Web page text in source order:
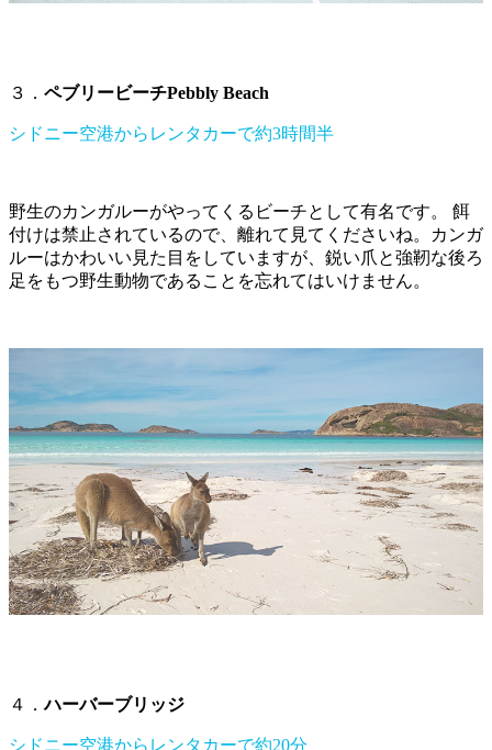
３． ペブリービーチPebbly Beach
シドニー空港からレンタカーで約3時間半
野生のカンガルーがやってくるビーチとして有名です。 餌
付けは禁止されているので、離れて見てくださいね。カンガ
ルーはかわいい見た目をしていますが、鋭い爪と強靭な後ろ
足をもつ野生動物であることを忘れてはいけません。
４．ハーバーブリッジ
シドニー空港からレンタカーで約20分